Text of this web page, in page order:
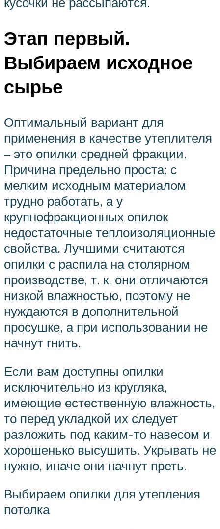
Этап первый.
Выбираем исходное
сырье
Оптимальный вариант для
применения в качестве утеплителя
– это опилки средней фракции.
Причина предельно проста: с
мелким исходным материалом
трудно работать, а у
крупнофракционных опилок
недостаточные теплоизоляционные
свойства. Лучшими считаются
опилки с распила на столярном
производстве, т. к. они отличаются
низкой влажностью, поэтому не
нуждаются в дополнительной
просушке, а при использовании не
начнут гнить.
Если вам доступны опилки
исключительно из кругляка,
имеющие естественную влажность,
то перед укладкой их следует
разложить под каким-то навесом и
хорошенько высушить. Укрывать не
нужно, иначе они начнут преть.
Выбираем опилки для утепления
потолка